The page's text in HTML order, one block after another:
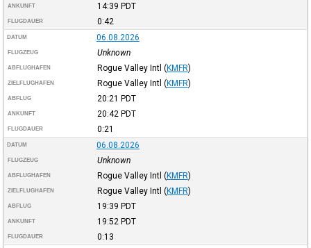
ANKUNFT 14:39 PDT
FLUGDAUER 0:42
DATUM 06.08.2026
FLUGZEUG Unknown
ABFLUGHAFEN Rogue Valley Intl (KMFR)
ZIELFLUGHAFEN Rogue Valley Intl (KMFR)
ABFLUG 20:21 PDT
ANKUNFT 20:42 PDT
FLUGDAUER 0:21
DATUM 06.08.2026
FLUGZEUG Unknown
ABFLUGHAFEN Rogue Valley Intl (KMFR)
ZIELFLUGHAFEN Rogue Valley Intl (KMFR)
ABFLUG 19:39 PDT
ANKUNFT 19:52 PDT
FLUGDAUER
0:13